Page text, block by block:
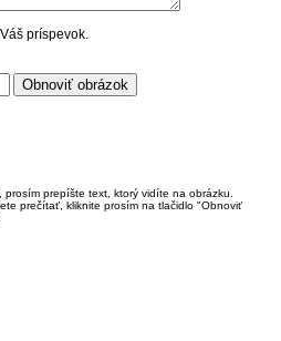
príspevok.
prepíšte text, ktorý vidíte na obrázku.
prečítať, kliknite prosím na tlačidlo "Obnoviť